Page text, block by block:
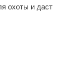
охоты и даст